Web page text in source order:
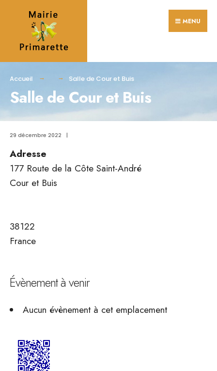
content
MENU
Accueil Salle de Cour et Buis
Salle de Cour et Buis
29 décembre 2022 |
Adresse
177 Route de la Côte Saint-André
Cour et Buis
38122
France
Évènement à venir
Aucun évènement à cet emplacement
for: